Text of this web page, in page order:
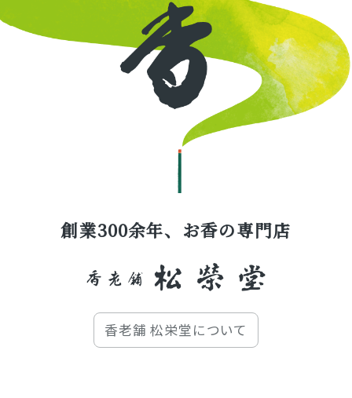
創業300余年、お香の専門店
香老舗 松栄堂について